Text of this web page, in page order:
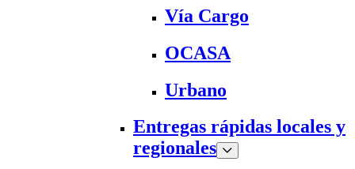
Vía Cargo
OCASA
Urbano
Entregas rápidas locales y
regionales